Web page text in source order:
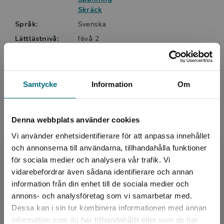
Samtycke Information Om
Denna webbplats använder cookies
Vi använder enhetsidentifierare för att anpassa innehållet
och annonserna till användarna, tillhandahålla funktioner
för sociala medier och analysera vår trafik. Vi
vidarebefordrar även sådana identifierare och annan
information från din enhet till de sociala medier och
annons- och analysföretag som vi samarbetar med.
Dessa kan i sin tur kombinera informationen med annan
information som du har tillhandahållit eller som de har
Begränsad fraktregion
Skräck
Språk:
Svenska
Lättlästnivå:
Nivå 2
Artikelnummer:
47511-EB01
Upplaga:
Första
Upphovspersoner